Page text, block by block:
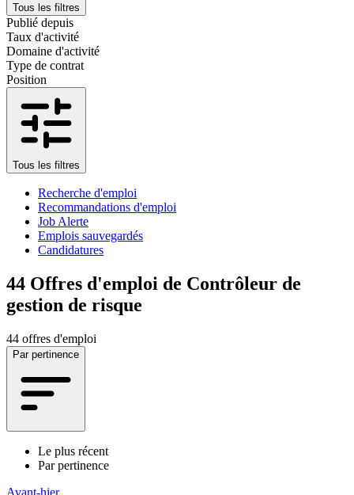
Tous les filtres
Publié depuis
Taux d'activité
Domaine d'activité
Type de contrat
Position
Tous les filtres
Recherche d'emploi
Recommandations d'emploi
Job Alerte
Emplois sauvegardés
Candidatures
44 Offres d'emploi de Contrôleur de
gestion de risque
44 offres d'emploi
Par pertinence
Le plus récent
Par pertinence
Avant-hier